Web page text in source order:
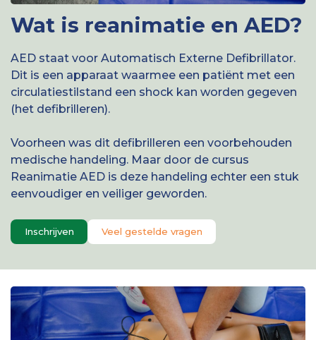
Wat is reanimatie en AED?
AED staat voor Automatisch Externe Defibrillator.
Dit is een apparaat waarmee een patiënt met een
circulatiestilstand een shock kan worden gegeven
(het defibrilleren).
Voorheen was dit defibrilleren een voorbehouden
medische handeling. Maar door de cursus
Reanimatie AED is deze handeling echter een stuk
eenvoudiger en veiliger geworden.
Inschrijven Veel gestelde vragen